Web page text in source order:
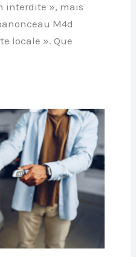
interdite », mais
M4d
locale ». Que